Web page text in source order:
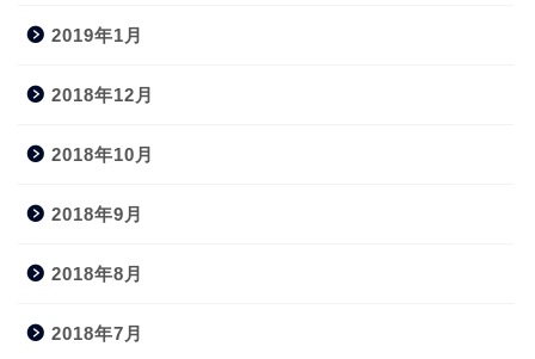
2019年1月
2018年12月
2018年10月
2018年9月
2018年8月
2018年7月